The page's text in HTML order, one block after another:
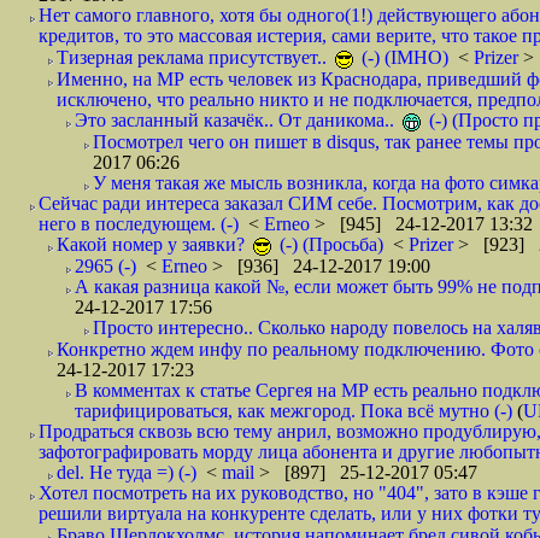
Нет самого главного, хотя бы одного(1!) действующего
кредитов, то это массовая истерия, сами верите, что такое
Тизерная реклама присутствует..
(-) (IMHO) < Prizer>
Именно, на МР есть человек из Краснодара, приведший
исключено, что реально никто и не подключается,
Это засланный казачёк.. От даникома..
(-) (Просто
Посмотрел чего он пишет в disqus, так ранее темы
2017 06:26
У меня такая же мысль возникла, когда на фото
Сейчас ради интереса заказал СИМ себе. Посмотрим, как
него в последующем. (-) < Erneo > [945] 24-12-2017 13:32
Какой номер у заявки?
(-) (Просьба) < Prizer> [923]
2965 (-) < Erneo > [936] 24-12-2017 19:00
А какая разница какой №, если может быть 99% не
24-12-2017 17:56
Просто интересно.. Сколько народу повелось на
Конкретно ждем инфу по реальному подключению. Фото
24-12-2017 17:23
В комментах к статье Сергея на МР есть реально
тарифицироваться, как межгород. Пока всё мутно (-) (
Продраться сквозь всю тему анрил, возможно
зафотографировать морду лица абонента и другие
del. Не туда =) (-) < mail > [897] 25-12-2017 05:47
Хотел посмотреть на их руководство, но "404", зато в
решили виртуала на конкуренте сделать, или у них фотки